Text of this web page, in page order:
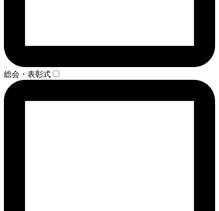
総会・表彰式